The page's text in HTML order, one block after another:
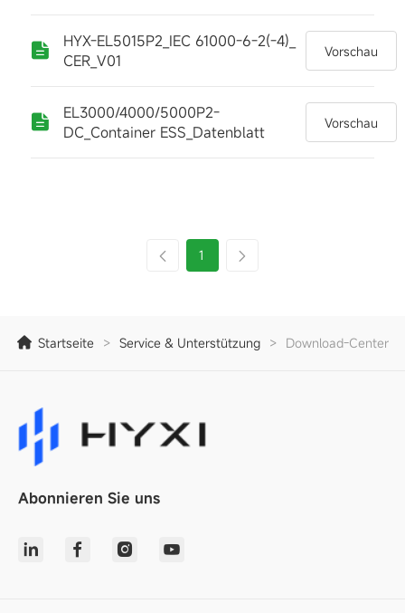
HYX-EL5015P2_IEC 61000-6-2(-4)_
CER_V01
Vorschau
EL3000/4000/5000P2-
DC_Container ESS_Datenblatt
Vorschau
1
Startseite > Service & Unterstützung > Download-Center
Abonnieren Sie uns